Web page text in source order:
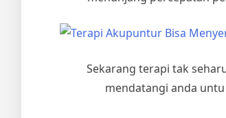
Sekarang terapi tak
mendatangi anda